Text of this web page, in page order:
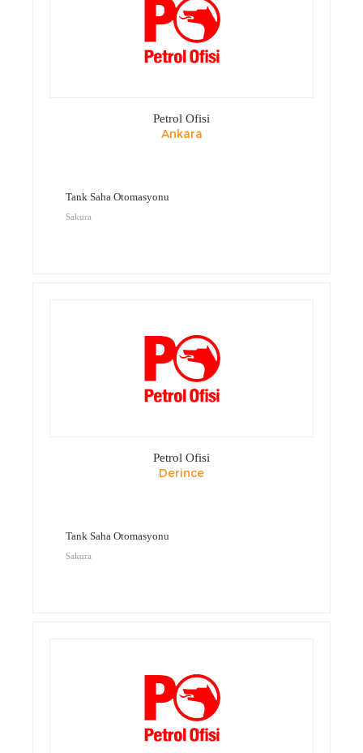
Petrol Ofisi
Ankara
Tank Saha Otomasyonu
Sakura
Petrol Ofisi
Derince
Tank Saha Otomasyonu
Sakura